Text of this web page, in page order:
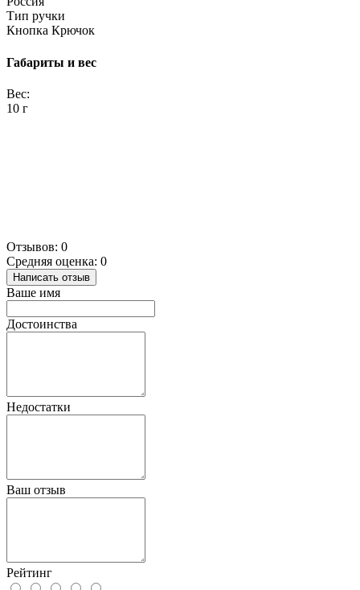
Тип ручки
Кнопка Крючок
Габариты и вес
Вес:
10 г
Отзывов: 0
Средняя оценка: 0
Написать отзыв
Ваше имя
Достоинства
Недостатки
Ваш отзыв
Рейтинг